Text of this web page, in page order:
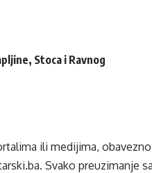
Stoca i Ravnog
ili medijima,
. Svako preuzimanje